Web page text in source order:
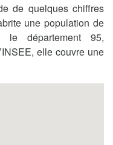
de quelques chiffres
une population de
le département 95,
elle couvre une